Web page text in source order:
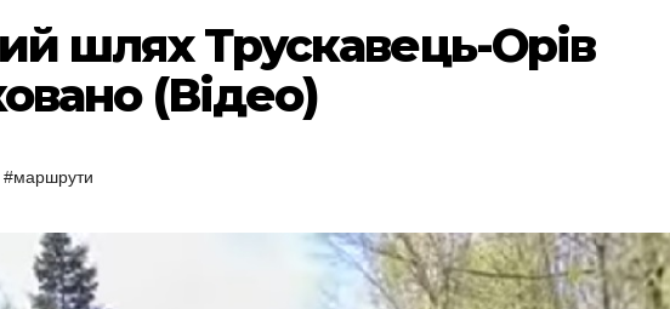
шлях Трускавець-Орів
(Відео)
#маршрути